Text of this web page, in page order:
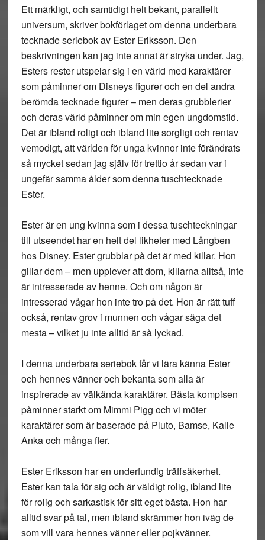
Ett märkligt, och samtidigt helt bekant, parallellt
universum, skriver bokförlaget om denna underbara
tecknade seriebok av Ester Eriksson. Den
beskrivningen kan jag inte annat är stryka under. Jag,
Esters rester utspelar sig i en värld med karaktärer
som påminner om Disneys figurer och en del andra
berömda tecknade figurer – men deras grubblerier
och deras värld påminner om min egen ungdomstid.
Det är ibland roligt och ibland lite sorgligt och rentav
vemodigt, att världen för unga kvinnor inte förändrats
så mycket sedan jag själv för trettio år sedan var i
ungefär samma ålder som denna tuschtecknade
Ester.
Ester är en ung kvinna som i dessa tuschteckningar
till utseendet har en helt del likheter med Långben
hos Disney. Ester grubblar på det är med killar. Hon
gillar dem – men upplever att dom, killarna alltså, inte
är intresserade av henne. Och om någon är
intresserad vågar hon inte tro på det. Hon är rätt tuff
också, rentav grov i munnen och vågar säga det
mesta – vilket ju inte alltid är så lyckad.
I denna underbara seriebok får vi lära känna Ester
och hennes vänner och bekanta som alla är
inspirerade av välkända karaktärer. Bästa kompisen
påminner starkt om Mimmi Pigg och vi möter
karaktärer som är baserade på Pluto, Bamse, Kalle
Anka och många fler.
Ester Eriksson har en underfundig träffsäkerhet.
Ester kan tala för sig och är väldigt rolig, ibland lite
för rolig och sarkastisk för sitt eget bästa. Hon har
alltid svar på tal, men ibland skrämmer hon iväg de
som vill vara hennes vänner eller pojkvänner.